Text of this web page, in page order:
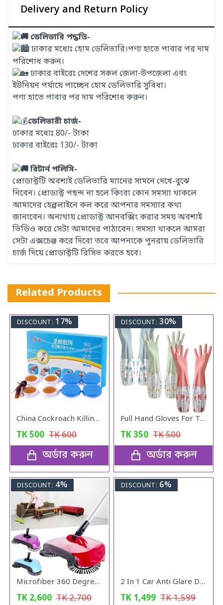
Delivery and Return Policy
ডেলিভারি পদ্ধতি-
ঢাকার মধ্যেঃ হোম ডেলিভারি।পণ্য হাতে পাবার পর দাম
পরিশোধ করুন।
ঢাকার বাইরেঃ দেশের সকল জেলা-উপজেলা এবং
ইউনিয়ন পর্যায়ে পাচ্ছেন হোম ডেলিভারি সুবিধা।
পণ্য হাতে পাবার পর দাম পরিশোধ করুন।
ডেলিভারী চার্জ-
ঢাকার মধ্যেঃ 80/- টাকা
ঢাকার বাইরেঃ 130/- টাকা
রিটার্ন পলিসি-
প্রোডাক্টটি অবশ্যই ডেলিভারি ম্যানের সামনে দেখে-বুঝে
নিবেন। প্রোডাক্ট পছন্দ না হলে কিংবা কোন সমস্যা থাকলে
আমাদের হেল্পলাইনে কল করে আপনার সমস্যার কথা
জানাবেন। অন্যথায় প্রোডাক্ট আনবক্সিং করার সময় অবশ্যই
ভিডিও করে সেটা আমাদের পাঠাবেন। সমস্যা থাকলে আমরা
সেটা এক্সচেঞ্জ করে দিবো তবে আপনাকে পুনরায় ডেলিভারি
চার্জ দিয়ে প্রোডাক্টটি রিসিভ করতে হবে।
Related Products
DISCOUNT: 17%
China Cockroach Killing Catch
TK500 TK600
অর্ডার করুন
DISCOUNT: 30%
Full Hand Gloves For The Kitchen
TK350 TK500
অর্ডার করুন
DISCOUNT: 4%
Microfiber 360 Degree Regular Rotary/Spin Mop Floor Cleaning Mop
TK 2,600 TK2,700
DISCOUNT: 6%
2 In 1 Car Anti Glare Day And Night Sun visor Mirrors
TK 1,499 TK1,599